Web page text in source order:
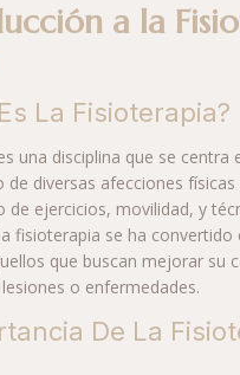
a la
La Fisioterapia?
una disciplina que se centra
diversas afecciones
de ejercicios, movilidad, y
fisioterapia se ha convertido
que buscan mejorar su
o enfermedades.
De La